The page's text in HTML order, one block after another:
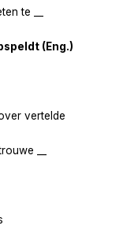
te __
(Eng.)
vertelde
__